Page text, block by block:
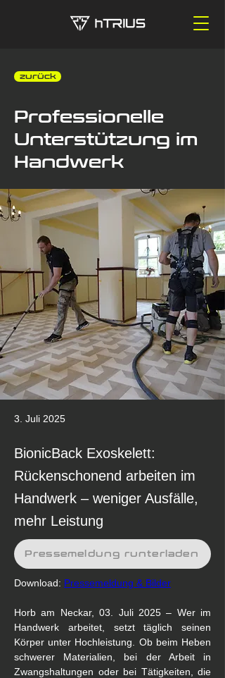
‎ ‎ zurück
Professionelle
Unterstützung im
Handwerk
3. Juli 2025
BionicBack Exoskelett:
Rückenschonend arbeiten im
Handwerk – weniger Ausfälle,
mehr Leistung
Download: Pressemeldung & Bilder
Horb am Neckar, 03. Juli 2025 – Wer im
Handwerk arbeitet, setzt täglich seinen
Körper unter Hochleistung. Ob beim Heben
schwerer Materialien, bei der Arbeit in
Zwangshaltungen oder bei Tätigkeiten, die
Pressemeldung runterladen